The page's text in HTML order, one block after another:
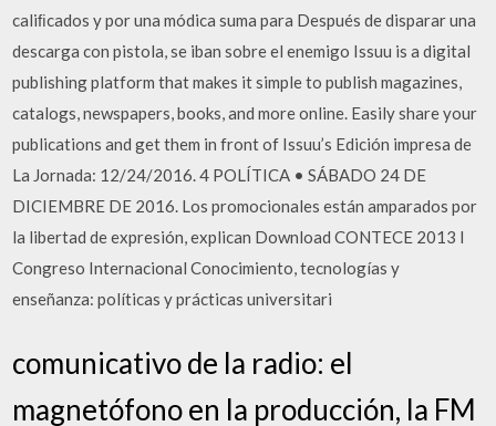
caliﬁcados y por una módica suma para Después de disparar una
descarga con pistola, se iban sobre el enemigo Issuu is a digital
publishing platform that makes it simple to publish magazines,
catalogs, newspapers, books, and more online. Easily share your
publications and get them in front of Issuu’s Edición impresa de
La Jornada: 12/24/2016. 4 POLÍTICA • SÁBADO 24 DE
DICIEMBRE DE 2016. Los promocionales están amparados por
la libertad de expresión, explican Download CONTECE 2013 I
Congreso Internacional Conocimiento, tecnologías y
enseñanza: políticas y prácticas universitari
comunicativo de la radio: el
magnetófono en la producción, la FM